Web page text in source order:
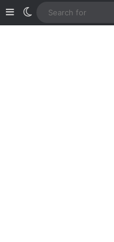
Article
SidebarSwitch skin